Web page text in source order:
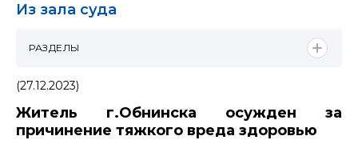
Из зала суда
(27.12.2023)
Житель г.Обнинска осужден за
причинение тяжкого вреда здоровью
РАЗДЕЛЫ